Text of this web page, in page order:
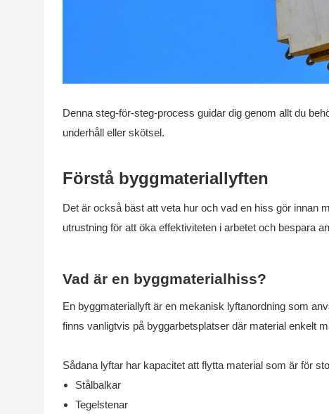
Denna steg-för-steg-process guidar dig genom allt du
underhåll eller skötsel.
Förstå byggmateriallyften
Det är också bäst att veta hur och vad en hiss gör innan
utrustning för att öka effektiviteten i arbetet och bespara
Vad är en byggmaterialhiss?
En byggmateriallyft är en mekanisk lyftanordning som
finns vanligtvis på byggarbetsplatser där material enkelt
Sådana lyftar har kapacitet att flytta material som är för
Stålbalkar
Tegelstenar